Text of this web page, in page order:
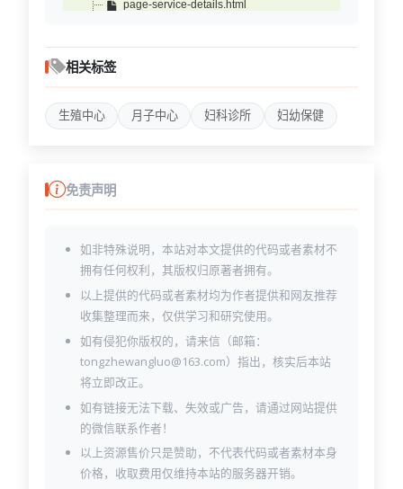
page-service-details.html
page-shop-products.html
相关标签
生殖中心 月子中心 妇科诊所 妇幼保健
免责声明
如非特殊说明，本站对本文提供的代码或者素材不
拥有任何权利，其版权归原著者拥有。
以上提供的代码或者素材均为作者提供和网友推荐
收集整理而来，仅供学习和研究使用。
如有侵犯你版权的，请来信（邮箱：
tongzhewangluo@163.com）指出，核实后本站
将立即改正。
如有链接无法下载、失效或广告，请通过网站提供
的微信联系作者！
以上资源售价只是赞助，不代表代码或者素材本身
价格，收取费用仅维持本站的服务器开销。